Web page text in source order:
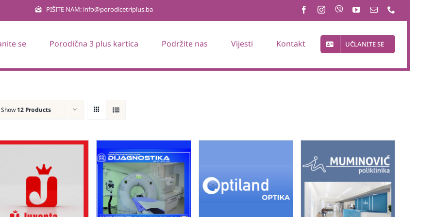
PIŠITE NAM: info@porodicetriplus.ba
se Porodična 3 plus kartica Podržite nas Vijesti Kontakt UČLANITE SE
Show 12 Products